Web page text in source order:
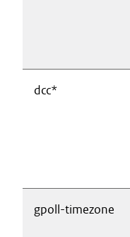
dcc*
gpoll-timezone